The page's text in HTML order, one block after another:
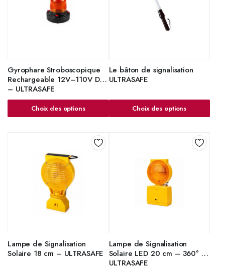
Gyrophare Stroboscopique
Rechargeable 12V–110V DC
– ULTRASAFE
Choix des options
Le bâton de signalisation
ULTRASAFE
Choix des options
Lampe de Signalisation
Solaire 18 cm – ULTRASAFE
Lampe de Signalisation
Solaire LED 20 cm – 360° |
ULTRASAFE